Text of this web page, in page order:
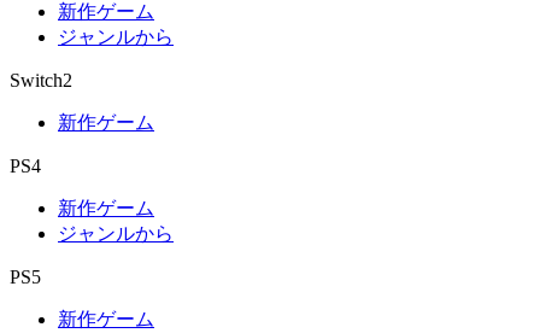
新作ゲーム
ジャンルから
Switch2
新作ゲーム
PS4
新作ゲーム
ジャンルから
PS5
新作ゲーム